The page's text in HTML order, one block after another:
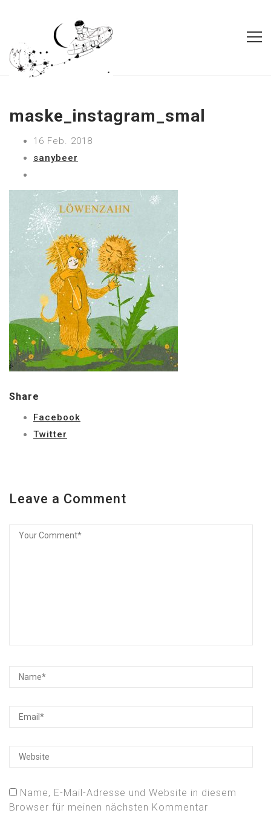
maske_instagram_smal
16 Feb. 2018
sanybeer
Share
Facebook
Twitter
Leave a Comment
Name, E-Mail-Adresse und Website in diesem
Browser für meinen nächsten Kommentar